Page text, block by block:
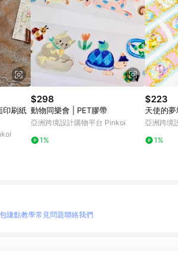
印刷紙
$298
動物同樂會 | PET膠帶
亞洲跨境設計購物平台 Pinkoi
1%
$223
天使的
亞洲跨境
1%
賺點教學常見問題聯絡我們